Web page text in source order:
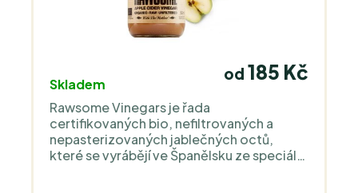
Skladem
od 185 Kč
Rawsome Vinegars je řada
certifikovaných bio, nefiltrovaných a
nepasterizovaných jablečných octů,
které se vyrábějí ve Španělsku ze speciální